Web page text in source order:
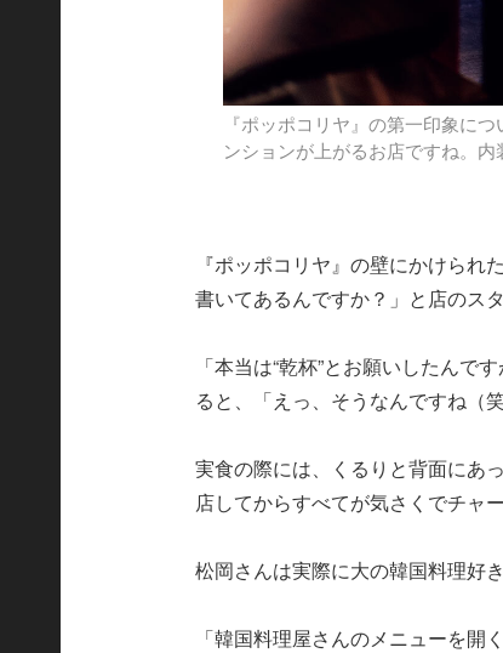
『ポッポコリヤ』の第一印象に
ンションが上がるお店ですね。
『ポッポコリヤ』の壁にかけら
書いてあるんですか？」と店のス
「本当は“乾杯”とお願いしたんで
ると、「えっ、そうなんですね（
実食の際には、くるりと背面にあ
店してからすべてが気さくでチャー
松岡さんは実際に大の韓国料理好き
「韓国料理屋さんのメニューを開